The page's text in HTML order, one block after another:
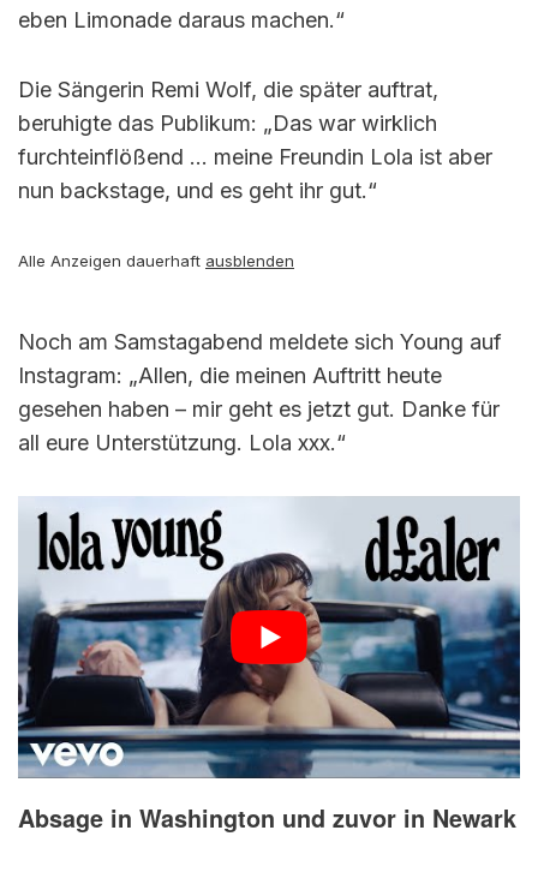
eben Limonade daraus machen.“
Die Sängerin Remi Wolf, die später auftrat,
beruhigte das Publikum: „Das war wirklich
furchteinflößend … meine Freundin Lola ist aber
nun backstage, und es geht ihr gut.“
Alle Anzeigen dauerhaft ausblenden
Noch am Samstagabend meldete sich Young auf
Instagram: „Allen, die meinen Auftritt heute
gesehen haben – mir geht es jetzt gut. Danke für
all eure Unterstützung. Lola xxx.“
Absage in Washington und zuvor in Newark